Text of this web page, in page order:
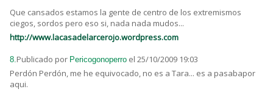
Que cansados estamos la gente de centro de los extremismos
ciegos, sordos pero eso si, nada nada mudos...
http://www.lacasadelarcerojo.wordpress.com
8.Publicado por Pericogonoperro el 25/10/2009 19:03
Perdón Perdón, me he equivocado, no es a Tara... es a pasabapor
aqui.